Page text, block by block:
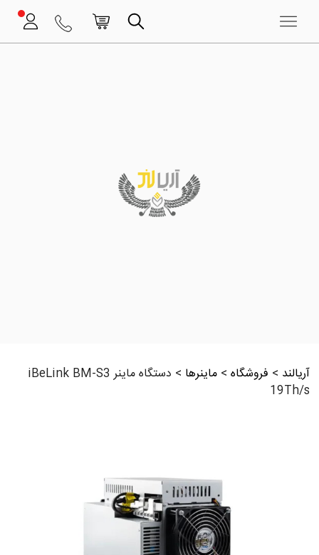
آریالند > فروشگاه >ماینرها >
دستگاه ماینر iBeLink BM-S3
19Th/s